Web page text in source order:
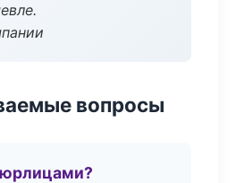
вопросы
юрлицами?